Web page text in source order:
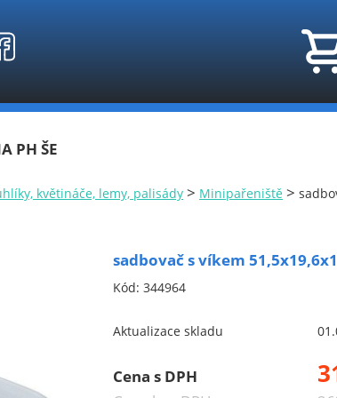
PH ŠE
květináče, lemy, palisády > Minipařeniště >
sadbovač s víkem
Kód: 344964
Aktualizace skladu
Cena s DPH